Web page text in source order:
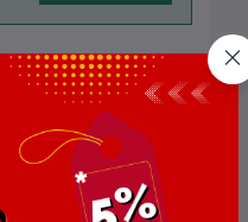
পর্যালোচনা নেই